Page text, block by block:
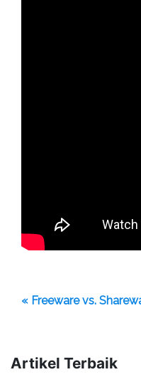
« Freeware vs.
Artikel Terbaik